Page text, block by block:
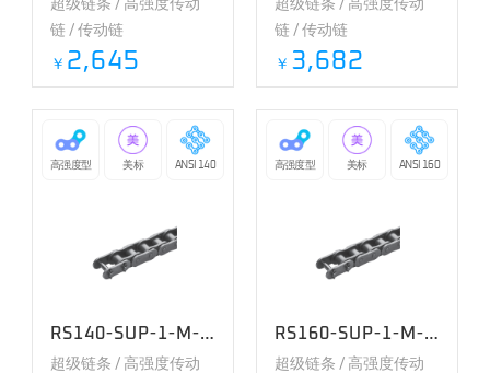
超级链条 / 高强度传动
链 / 传动链
￥ 2,645
超级链条 / 高强度传动
链 / 传动链
￥ 3,682
高强度型 美标 ANSI 140
RS140-SUP-1-M-RP-U
超级链条 / 高强度传动
高强度型 美标 ANSI 160
RS160-SUP-1-M-RP-U
超级链条 / 高强度传动